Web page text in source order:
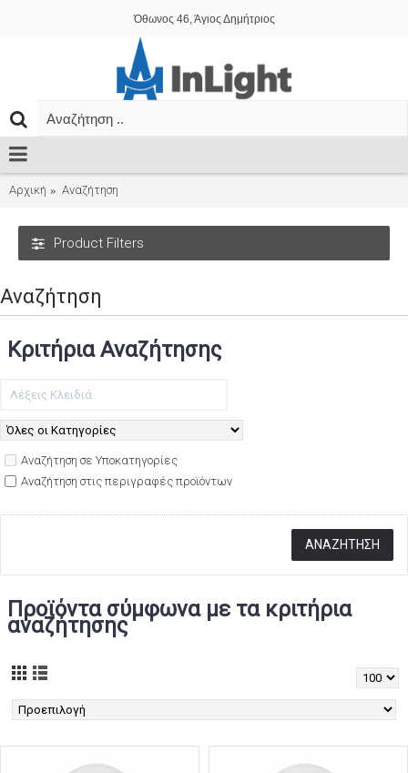
Όθωνος 46, Άγιος Δημήτριος
Αρχική Αναζήτηση
Product Filters
Αναζήτηση
Κριτήρια Αναζήτησης
Αναζήτηση σε Υποκατηγορίες
Αναζήτηση στις περιγραφές προϊόντων
Προϊόντα σύμφωνα με τα κριτήρια
αναζήτησης